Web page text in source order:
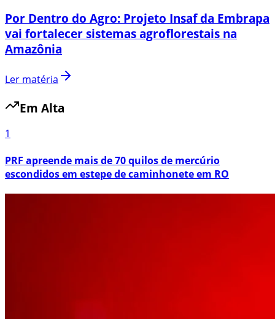
Por Dentro do Agro: Projeto Insaf da Embrapa
vai fortalecer sistemas agroflorestais na
Amazônia
Ler matéria
Em Alta
1
PRF apreende mais de 70 quilos de mercúrio
escondidos em estepe de caminhonete em RO